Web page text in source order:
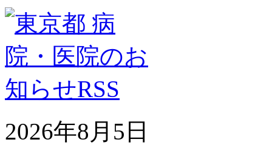
2026年8月5日